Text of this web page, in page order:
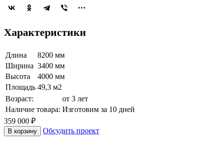
Характеристики
Длина
8200 мм
Ширина 3400 мм
Высота
4000 мм
Площадь 49,3 м2
Возраст:
от 3 лет
Наличие товара: Изготовим за 10 дней
359 000 ₽
В корзину Обсудить проект